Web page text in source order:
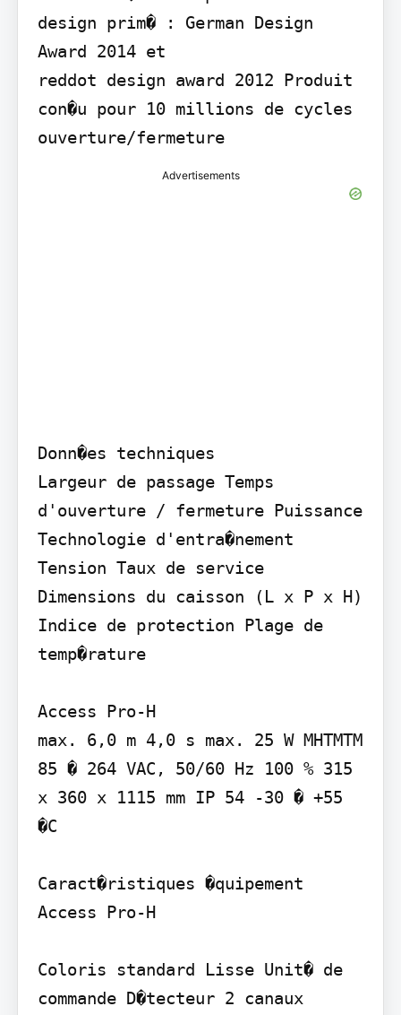
design prim� : German Design
Award 2014 et
reddot design award 2012 Produit
con�u pour 10 millions de cycles
ouverture/fermeture
Advertisements
Donn�es techniques
Largeur de passage Temps
d'ouverture / fermeture Puissance
Technologie d'entra�nement
Tension Taux de service
Dimensions du caisson (L x P x H)
Indice de protection Plage de
temp�rature
Access Pro-H
max. 6,0 m 4,0 s max. 25 W MHTMTM
85 � 264 VAC, 50/60 Hz 100 % 315
x 360 x 1115 mm IP 54 -30 � +55
�C
Caract�ristiques �quipement
Access Pro-H
Coloris standard Lisse Unit� de
commande D�tecteur 2 canaux